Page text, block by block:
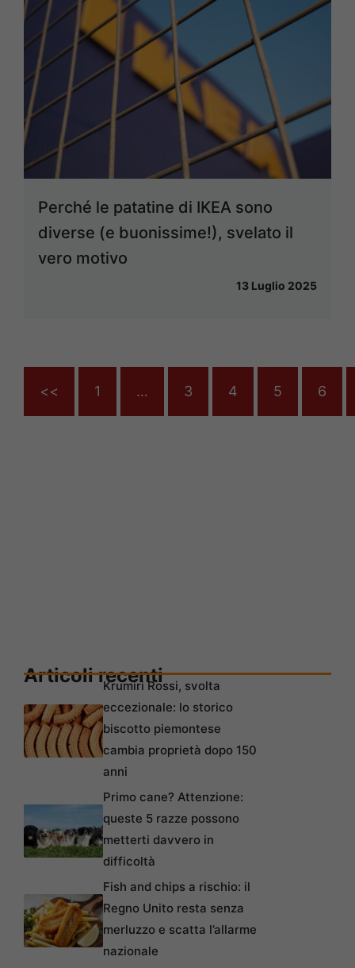
Perché le patatine di IKEA sono
diverse (e buonissime!), svelato il
vero motivo
13 Luglio 2025
<< 1 … 3 4 5 6
Articoli recentiKrumiri Rossi, svolta
eccezionale: lo storico
biscotto piemontese
cambia proprietà dopo 150
anni
Primo cane? Attenzione:
queste 5 razze possono
metterti davvero in
difficoltà
Fish and chips a rischio: il
Regno Unito resta senza
merluzzo e scatta l’allarme
nazionale